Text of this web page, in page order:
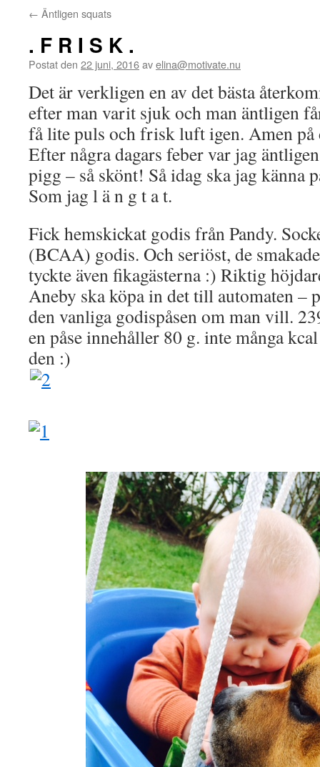
← Äntligen squats
. F R I S K .
Postat den 22 juni, 2016avelina@motivate.nu
Det är verkligen en av det bästa
efter man varit sjuk och man äntligen
få lite puls och frisk luft igen. Amen på
Efter några dagars feber var jag
pigg – så skönt! Så idag ska jag känna
Som jag l ä n g t a t.
Fick hemskickat godis från Pandy.
(BCAA) godis. Och seriöst, de
tyckte även fikagästerna :) Riktig
Aneby ska köpa in det till automaten –
den vanliga godispåsen om man vill.
en påse innehåller 80 g. inte många
den :)